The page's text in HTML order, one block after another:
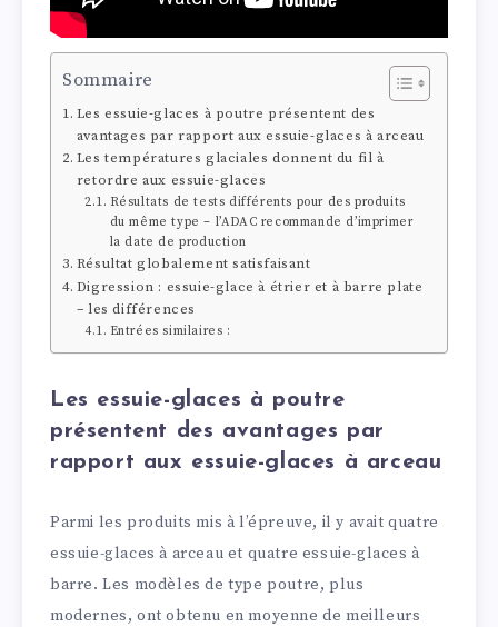
Sommaire
Les essuie-glaces à poutre présentent des
avantages par rapport aux essuie-glaces à arceau
Les températures glaciales donnent du fil à
retordre aux essuie-glaces
Résultats de tests différents pour des produits
du même type – l’ADAC recommande d’imprimer
la date de production
Résultat globalement satisfaisant
Digression : essuie-glace à étrier et à barre plate
– les différences
Entrées similaires :
Les essuie-glaces à poutre
présentent des avantages par
rapport aux essuie-glaces à arceau
Parmi les produits mis à l’épreuve, il y avait quatre
essuie-glaces à arceau et quatre essuie-glaces à
barre. Les modèles de type poutre, plus
modernes, ont obtenu en moyenne de meilleurs